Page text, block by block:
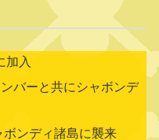
加入
バーと共にシャボンデ
ンディ諸島に襲来